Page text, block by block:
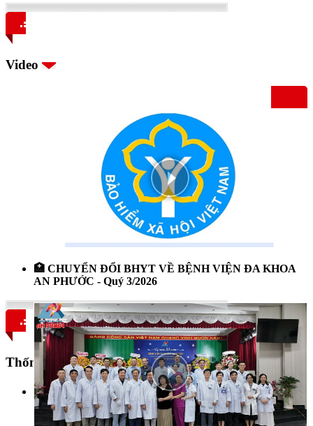
Video
🏥 CHUYỂN ĐỔI BHYT VỀ BỆNH VIỆN ĐA KHOA
AN PHƯỚC - Quý 3/2026
Thống kê Website
Đang trực tuyến:170